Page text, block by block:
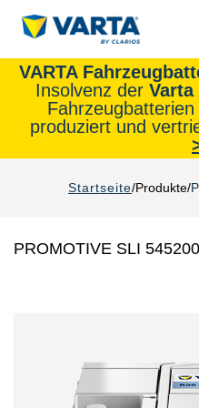
VARTA
Insolvenz der Varta
produziert und
Startseite Produkte
PROMOTIVE SLI